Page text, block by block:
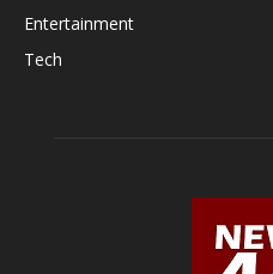
Entertainment
Tech